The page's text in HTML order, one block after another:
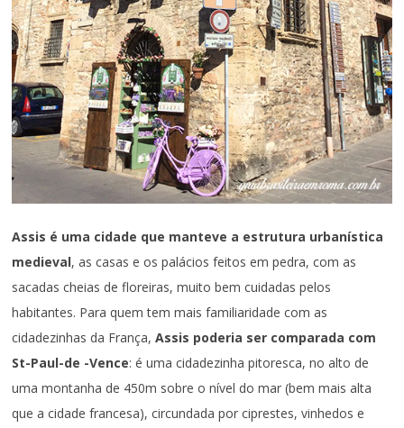
Assis é uma cidade que manteve a estrutura urbanística
medieval, as casas e os palácios feitos em pedra, com as
sacadas cheias de floreiras, muito bem cuidadas pelos
habitantes. Para quem tem mais familiaridade com as
cidadezinhas da França,Assis poderia ser comparada com
St-Paul-de -Vence: é uma cidadezinha pitoresca, no alto de
uma montanha de 450m sobre o nível do mar (bem mais alta
que a cidade francesa), circundada por ciprestes, vinhedos e